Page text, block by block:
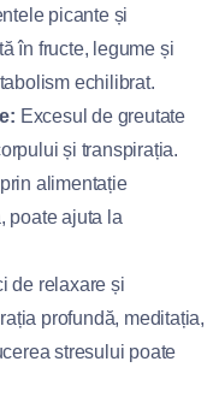
picante și
în fructe, legume și
echilibrat.
Excesul de greutate
și transpirația.
alimentație
poate ajuta la
de relaxare și
profundă, meditația,
stresului poate